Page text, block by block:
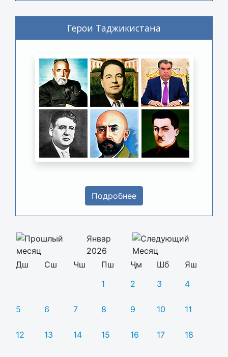
Герои Таджикистана
Подробнее
Январ
2026
Дш
Сш Чш Пш Ҷм Шб
Яш
1
2 3 4
5 6 7 8 9 10 11
12 13 14 15 16 17 18